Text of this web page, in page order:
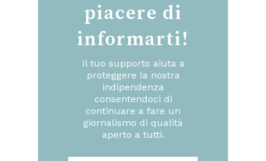
piacere di
informarti!
Il tuo supporto aiuta a
proteggere la nostra
indipendenza
consentendoci di
continuare a fare un
giornalismo di qualità
aperto a tutti.